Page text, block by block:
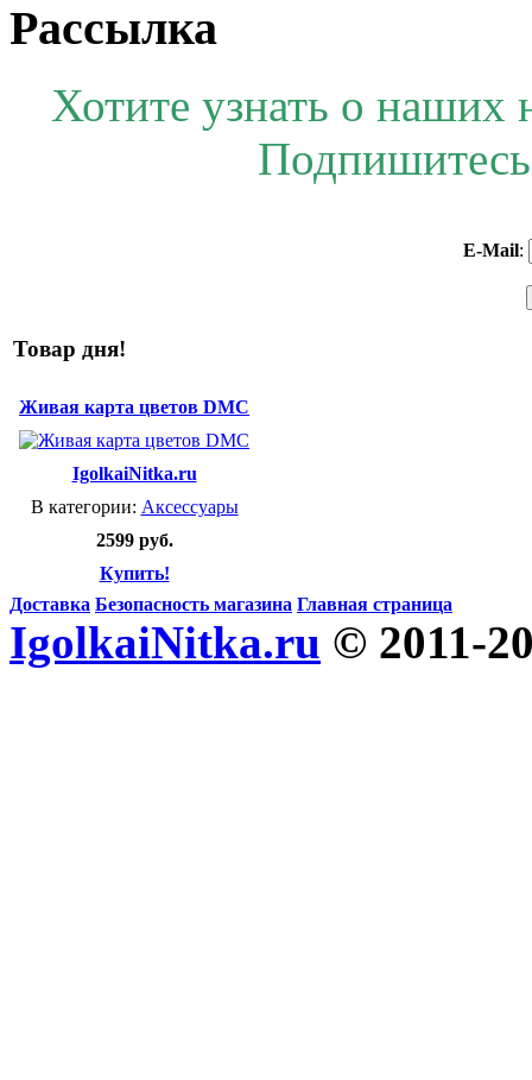
Рассылка
Хотите узнать о наших
E-Mail:
Товар дня!
Живая карта цветов DMC
IgolkaiNitka.ru
В категории: Аксессуары
2599 руб.
Купить!
Доставка Безопасность магазина Главная страница
IgolkaiNitka.ru © 2011-